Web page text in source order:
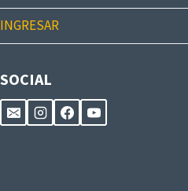
INGRESAR
SOCIAL